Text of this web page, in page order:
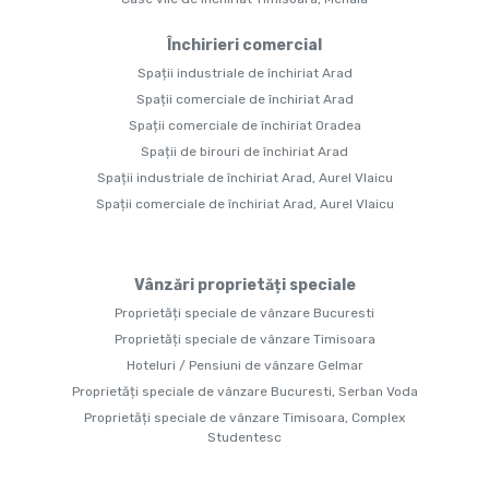
Închirieri comercial
Spații industriale de închiriat Arad
Spații comerciale de închiriat Arad
Spații comerciale de închiriat Oradea
Spații de birouri de închiriat Arad
Spații industriale de închiriat Arad, Aurel Vlaicu
Spații comerciale de închiriat Arad, Aurel Vlaicu
Vânzări proprietăți speciale
Proprietăți speciale de vânzare Bucuresti
Proprietăți speciale de vânzare Timisoara
Hoteluri / Pensiuni de vânzare Gelmar
Proprietăți speciale de vânzare Bucuresti, Serban Voda
Proprietăți speciale de vânzare Timisoara, Complex
Studentesc